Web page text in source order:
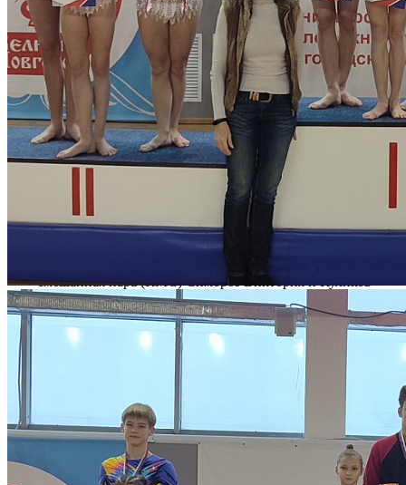
Количество просмотров: 991
С 9 по 13 декабря в г. Великий Новгород проходили
Всероссийские соревнования по спортивной акробатике
"Никольские пируэты", в которых приняли участие юные
спортсмены из коллектива «Спортивная акробатика».
Обучающиеся Кондратьевой Е.П. заняли призовые места:
- смешанная пара (КМС) Симороз Виктория и Куликов
Максим - 2 место;
- тройка (МС 13-19) Тятлина Алиса, Оразбаева Алёна,
Ксенжик София -3 место.
Поздравляем ребят и педагога и желаем дальнейших побед!
След. новость
Пред. новость
Наши контакты